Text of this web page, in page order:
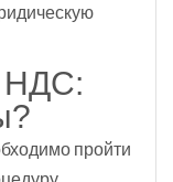
НДС:
пройти